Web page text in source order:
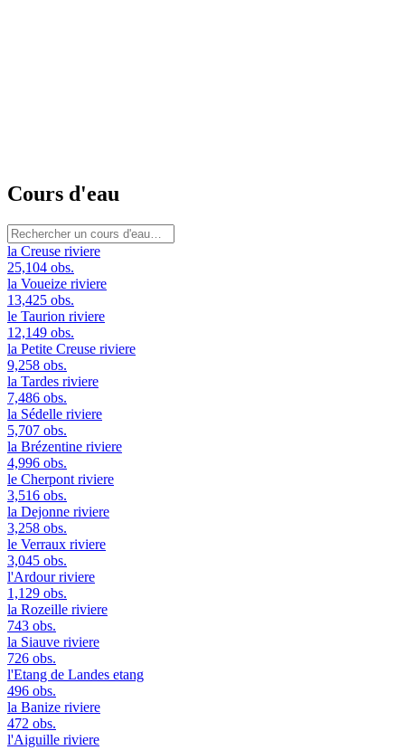
Cours d'eau
la Creuse riviere
25,104 obs.
la Voueize riviere
13,425 obs.
le Taurion riviere
12,149 obs.
la Petite Creuse riviere
9,258 obs.
la Tardes riviere
7,486 obs.
la Sédelle riviere
5,707 obs.
la Brézentine riviere
4,996 obs.
le Cherpont riviere
3,516 obs.
la Dejonne riviere
3,258 obs.
le Verraux riviere
3,045 obs.
l'Ardour riviere
1,129 obs.
la Rozeille riviere
743 obs.
la Siauve riviere
726 obs.
l'Etang de Landes etang
496 obs.
la Banize riviere
472 obs.
l'Aiguille riviere